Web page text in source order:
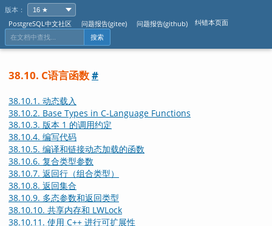
版本：
PostgreSQL中文社区
问题报告(gitee) 问题报告(github) 纠错本页面
搜索
38.10. C语言函数#
38.10.1. 动态载入
38.10.2. Base Types in C-Language Functions
38.10.3. 版本 1 的调用约定
38.10.4. 编写代码
38.10.5. 编译和链接动态加载的函数
38.10.6. 复合类型参数
38.10.7. 返回行（组合类型）
38.10.8. 返回集合
38.10.9. 多态参数和返回类型
38.10.10. 共享内存和 LWLock
38.10.11. 使用 C++ 进行可扩展性